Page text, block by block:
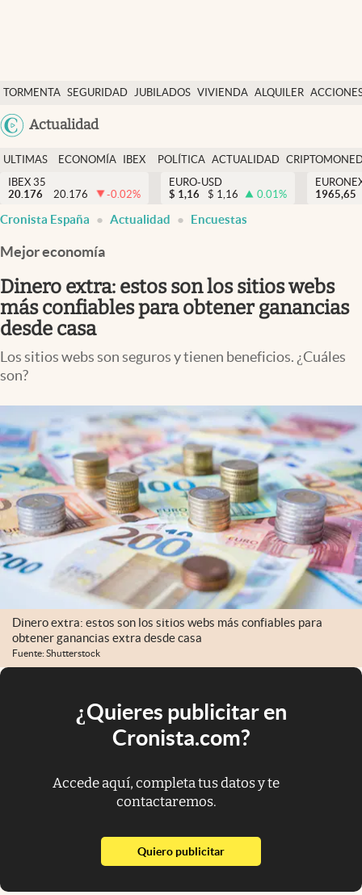
TORMENTA SEGURIDAD JUBILADOS VIVIENDA ALQUILER
USA
Actualidad
Economía y finanzas
Política
Actualidad
Criptomonedas
España
ULTIMAS
NOTICIAS
ECONOMÍA
FINANZAS
IBEX
EURO
POLÍTICA ACTUALIDAD
IBEX 35
20.176
20.176 -0.02%
EURO-USD
$ 1,16 $ 1,16 0.01%
1965,65
Cronista España Actualidad Encuestas
Mejor economía
Dinero extra: estos son los sitios webs
más confiables para obtener ganancias
desde casa
Los sitios webs son seguros y tienen beneficios. ¿Cuáles
son?
Dinero extra: estos son los sitios webs más confiables para
obtener ganancias extra desde casa
Fuente: Shutterstock
¿Quieres publicitar en
Cronista.com?
Accede aquí, completa tus datos y te
contactaremos.
Quiero publicitarabre en nueva pestaña